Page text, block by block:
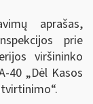
aprašas,
prie
viršininko
40 „Dėl Kasos